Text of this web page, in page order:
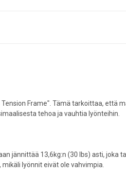
Frame". Tämä tarkoittaa, että
tehoa ja vauhtia lyönteihin.
jännittää 13,6kg:n (30 lbs) asti, joka
lyönnit eivät ole vahvimpia.